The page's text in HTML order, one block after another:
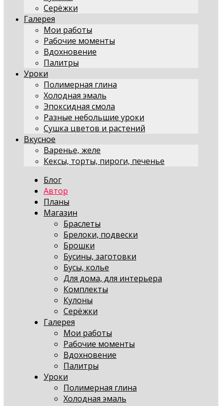
Серёжки
Галерея
Мои работы
Рабочие моменты
Вдохновение
Палитры
Уроки
Полимерная глина
Холодная эмаль
Эпоксидная смола
Разные небольшие уроки
Сушка цветов и растений
Вкусное
Варенье, желе
Кексы, торты, пироги, печенье
Блог
Автор
Планы
Магазин
Браслеты
Брелоки, подвески
Брошки
Бусины, заготовки
Бусы, колье
Для дома, для интерьера
Комплекты
Кулоны
Серёжки
Галерея
Мои работы
Рабочие моменты
Вдохновение
Палитры
Уроки
Полимерная глина
Холодная эмаль